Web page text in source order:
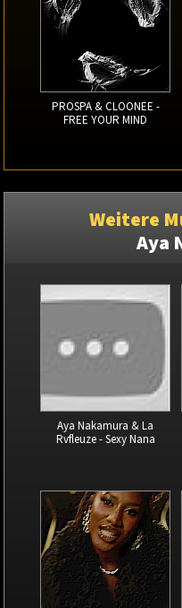
PROSPA & CLOONEE -
FREE YOUR MIND
Weitere
Aya
Aya Nakamura & La
Rvfleuze - Sexy Nana